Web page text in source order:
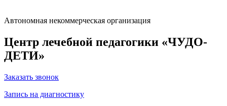
Автономная некоммерческая организация
Центр лечебной педагогики «ЧУДО-
ДЕТИ»
Заказать звонок
Запись на диагностику